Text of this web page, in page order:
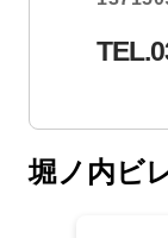
堀ノ内ビ